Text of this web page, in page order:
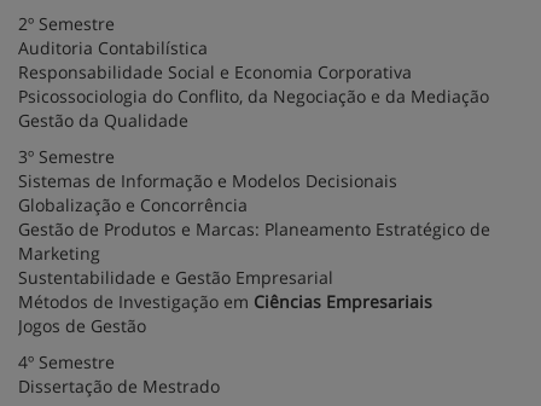
2º Semestre
Auditoria Contabilística
Responsabilidade Social e Economia Corporativa
Psicossociologia do Conflito, da Negociação e da Mediação
Gestão da Qualidade
3º Semestre
Sistemas de Informação e Modelos Decisionais
Globalização e Concorrência
Gestão de Produtos e Marcas: Planeamento Estratégico de
Marketing
Sustentabilidade e Gestão Empresarial
Métodos de Investigação em Ciências Empresariais
Jogos de Gestão
4º Semestre
Dissertação de Mestrado